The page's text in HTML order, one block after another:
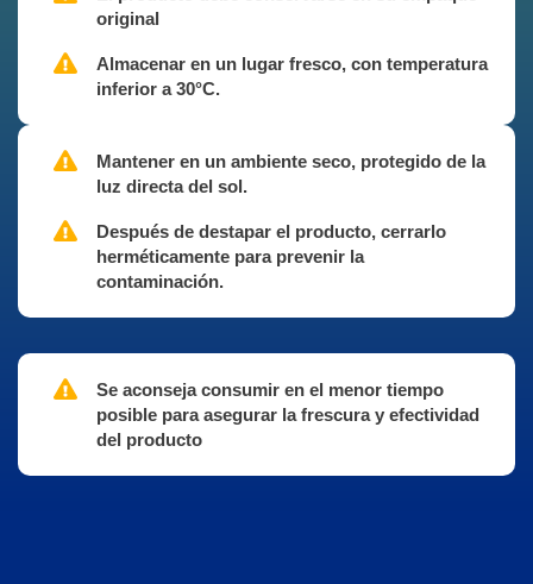
original
Almacenar en un lugar fresco, con temperatura
inferior a 30°C.
Mantener en un ambiente seco, protegido de la
luz directa del sol.
Después de destapar el producto, cerrarlo
herméticamente para prevenir la
contaminación.
Se aconseja consumir en el menor tiempo
posible para asegurar la frescura y efectividad
del producto